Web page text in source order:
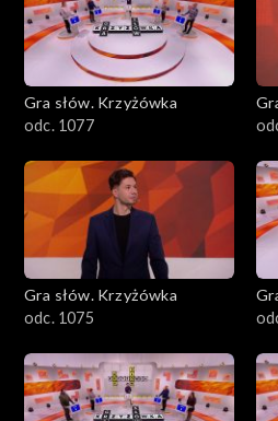
Gra słów. Krzyżówka
odc. 1077
Gra słów. Krzyżówka
odc. 1075